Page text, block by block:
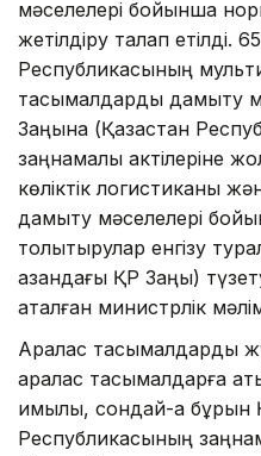
мәселелері бойынша
жетілдіру талап етілді.
Республикасының
тасымалдарды дамыту
Заңына (Қазақстан
заңнамалық актілеріне
көліктік логистиканы
дамыту мәселелері
толықтырулар енгізу
қазандағы ҚР Заңы)
аталған министрлік
Аралас тасымалдарды
аралас тасымалдарға
қимылы, сондай-ақ бұрын
Республикасының